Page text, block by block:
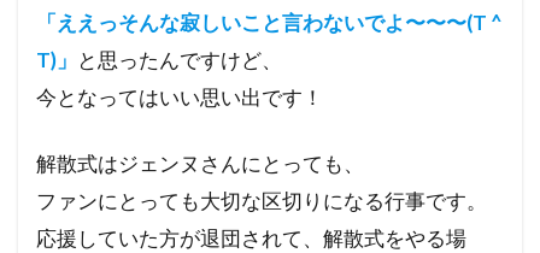
「ええっそんな寂しいこと言わないでよ〜〜〜(T ^
T)」 と思ったんですけど、
今となってはいい思い出です！
解散式はジェンヌさんにとっても、
ファンにとっても大切な区切りになる行事です。
応援していた方が退団されて、解散式をやる場